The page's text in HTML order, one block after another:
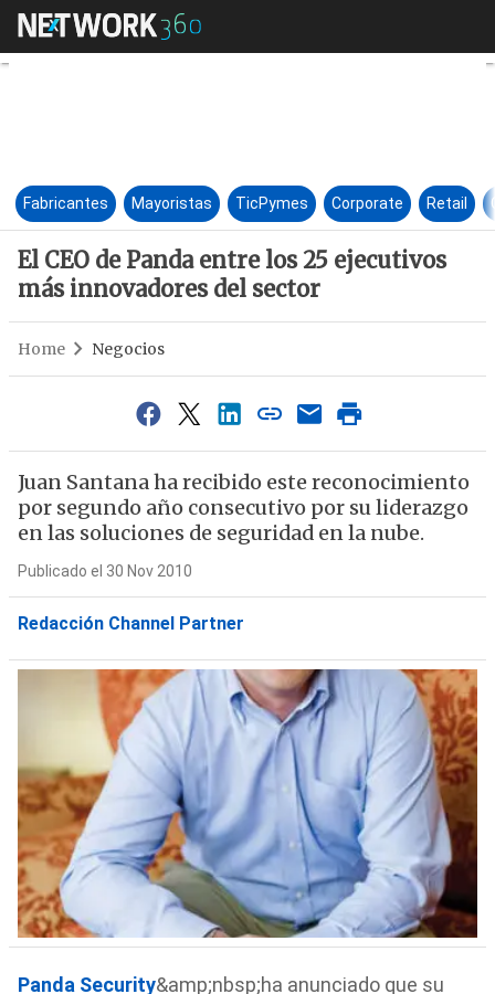
El CEO de Panda entre los
Fabricantes Mayoristas TicPymes Corporate Retail
El CEO de Panda entre los 25 ejecutivos
más innovadores del sector
Home Negocios
Juan Santana ha recibido este reconocimiento
por segundo año consecutivo por su liderazgo
en las soluciones de seguridad en la nube.
Publicado el 30 Nov 2010
Redacción Channel Partner
Panda Security&amp;nbsp;ha anunciado que su